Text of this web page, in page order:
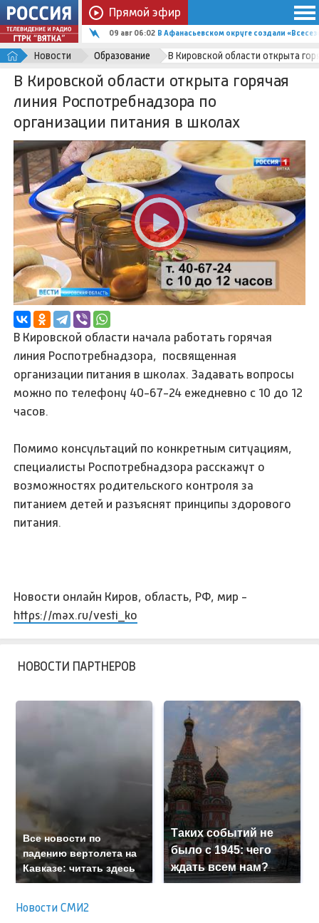
Прямой эфир
09 авг 06:02 В Афанасьевском округе создали
Новости Образование В Кировской области открыта
В Кировской области открыта горячая
линия Роспотребнадзора по
организации питания в школах
В Кировской области начала работать горячая
линия Роспотребнадзора, посвященная
организации питания в школах. Задавать вопросы
можно по телефону 40-67-24 ежедневно с 10 до 12
часов.
Помимо консультаций по конкретным ситуациям,
специалисты Роспотребнадзора расскажут о
возможностях родительского контроля за
питанием детей и разъяснят принципы здорового
питания.
Новости онлайн Киров, область, РФ, мир -
https://max.ru/vesti_ko
НОВОСТИ ПАРТНЕРОВ
Все новости по
падению вертолета на
Кавказе: читать здесь
Таких событий не
было с 1945: чего
ждать всем нам?
Новости СМИ2